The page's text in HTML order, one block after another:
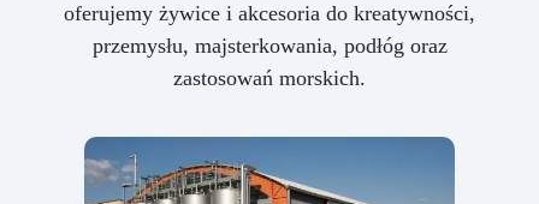
oferujemy żywice i akcesoria do kreatywności,
przemysłu, majsterkowania, podłóg oraz
zastosowań morskich.